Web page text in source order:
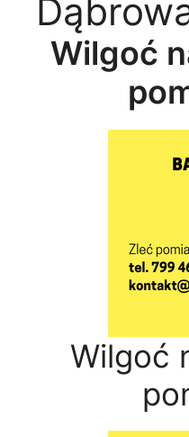
Wilgoć
Wilgoć